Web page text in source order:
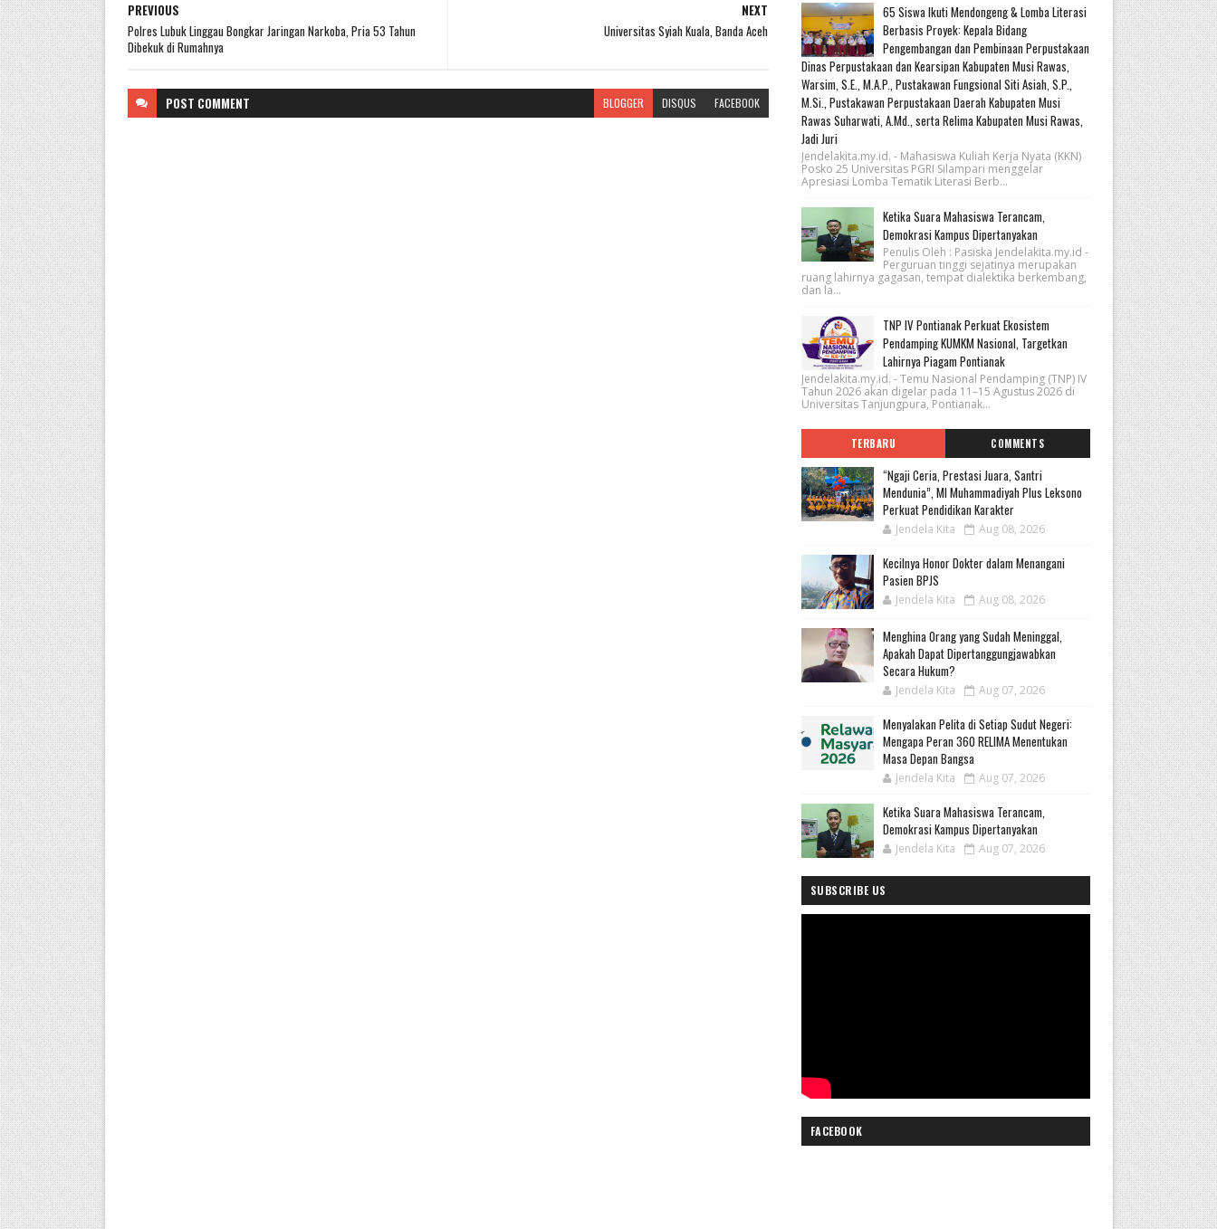
NEXT
Universitas Syiah Kuala, Banda Aceh
PREVIOUS
Polres Lubuk Linggau Bongkar Jaringan Narkoba, Pria 53 Tahun
Dibekuk di Rumahnya
POST COMMENT BLOGGER DISQUS FACEBOOK
65 Siswa Ikuti Mendongeng & Lomba Literasi
Berbasis Proyek: Kepala Bidang
Pengembangan dan Pembinaan Perpustakaan
Dinas Perpustakaan dan Kearsipan Kabupaten Musi Rawas,
Warsim, S.E., M.A.P., Pustakawan Fungsional Siti Asiah, S.P.,
M.Si., Pustakawan Perpustakaan Daerah Kabupaten Musi
Rawas Suharwati, A.Md., serta Relima Kabupaten Musi Rawas,
Jadi Juri
Jendelakita.my.id. - Mahasiswa Kuliah Kerja Nyata (KKN)
Posko 25 Universitas PGRI Silampari menggelar
Apresiasi Lomba Tematik Literasi Berb...
Ketika Suara Mahasiswa Terancam,
Demokrasi Kampus Dipertanyakan
Penulis Oleh : Pasiska Jendelakita.my.id -
Perguruan tinggi sejatinya merupakan
ruang lahirnya gagasan, tempat dialektika berkembang,
dan la...
TNP IV Pontianak Perkuat Ekosistem
Pendamping KUMKM Nasional, Targetkan
Lahirnya Piagam Pontianak
Jendelakita.my.id. - Temu Nasional Pendamping (TNP) IV
Tahun 2026 akan digelar pada 11–15 Agustus 2026 di
Universitas Tanjungpura, Pontianak...
TERBARU COMMENTS
“Ngaji Ceria, Prestasi Juara, Santri
Mendunia”, MI Muhammadiyah Plus Leksono
Perkuat Pendidikan Karakter
Jendela Kita Aug 08, 2026
Kecilnya Honor Dokter dalam Menangani
Pasien BPJS
Jendela Kita Aug 08, 2026
Menghina Orang yang Sudah Meninggal,
Apakah Dapat Dipertanggungjawabkan
Secara Hukum?
Jendela Kita Aug 07, 2026
Menyalakan Pelita di Setiap Sudut Negeri:
Mengapa Peran 360 RELIMA Menentukan
Masa Depan Bangsa
Jendela Kita Aug 07, 2026
Ketika Suara Mahasiswa Terancam,
Demokrasi Kampus Dipertanyakan
Jendela Kita Aug 07, 2026
SUBSCRIBE US
FACEBOOK